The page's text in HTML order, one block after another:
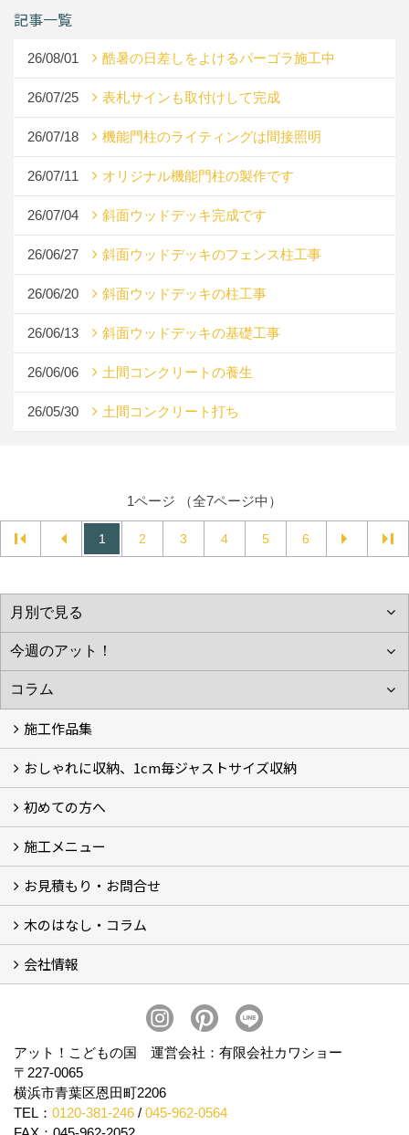
記事一覧
26/08/01 酷暑の日差しをよけるパーゴラ施工中
26/07/25 表札サインも取付けして完成
26/07/18 機能門柱のライティングは間接照明
26/07/11 オリジナル機能門柱の製作です
26/07/04 斜面ウッドデッキ完成です
26/06/27 斜面ウッドデッキのフェンス柱工事
26/06/20 斜面ウッドデッキの柱工事
26/06/13 斜面ウッドデッキの基礎工事
26/06/06 土間コンクリートの養生
26/05/30 土間コンクリート打ち
1ページ （全7ページ中）
1 2 3 4 5 6
施工作品集
施工作品集
おしゃれに収納、1cm毎ジャストサイズ収納
おしゃれに収納、相談会
ジャストサイズ収納、1cm毎に自由自在
ジャストサイズ収納、作品集
ジャストサイズ収納、価格11.000～
ジャストサイズ収納、Before・After
ジャストサイズ収納、カラー
好きっ！を飾る、ラックオン収納
サーファーへ、RACK ON収納surf
初めての方へ
打合せ・施工の流れ
施工メニュー
Garege Deck～ガレージデッキ
Wood Deck～ウッドデッキ・フェンス
Garege Roof～ガレージ屋根・趣味の基地ハウス
Order Exterior～オーダーメイド外構
Order Table～オーダーメイド装飾・テーブル
Resort Style～リゾートスタイルリフォーム
お見積もり・お問合せ
フォームで問い合わせる
LINEで概算見積り
木のはなし・コラム
木のはなし (5)
コラム
会社情報
プライバシーポリシー
アット！こどもの国 運営会社：有限会社カワショー
〒227-0065
横浜市青葉区恩田町2206
TEL： 0120-381-246 / 045-962-0564